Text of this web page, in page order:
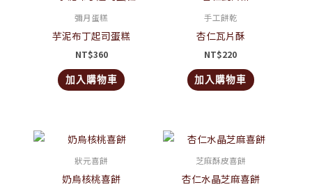
彌月蛋糕
芋泥布丁起司蛋糕
NT$360
加入購物車
手工餅乾
杏仁瓦片酥
NT$220
加入購物車
狀元喜餅
奶烏核桃喜餅
芝麻酥皮喜餅
杏仁水晶芝麻喜餅
此
品